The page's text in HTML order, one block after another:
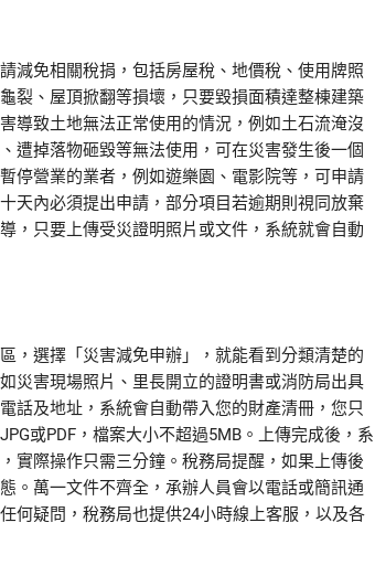
減免相關稅捐，包括房屋稅、地價稅、使用牌照
裂、屋頂掀翻等損壞，只要毀損面積達整棟建築
導致土地無法正常使用的情況，例如土石流淹沒
遭掉落物砸毀等無法使用，可在災害發生後一個
停營業的業者，例如遊樂園、電影院等，可申請
天內必須提出申請，部分項目若逾期則視同放棄
，只要上傳受災證明照片或文件，系統就會自動
，選擇「災害減免申辦」，就能看到分類清楚的
災害現場照片、里長開立的證明書或消防局出具
話及地址，系統會自動帶入您的財產清冊，您只
或PDF，檔案大小不超過5MB。上傳完成後，系
實際操作只需三分鐘。稅務局提醒，如果上傳後
。萬一文件不齊全，承辦人員會以電話或簡訊通
何疑問，稅務局也提供24小時線上客服，以及各